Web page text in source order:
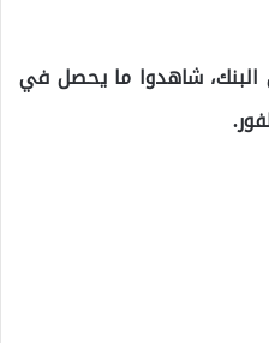
البنك، شاهدوا ما يحصل في